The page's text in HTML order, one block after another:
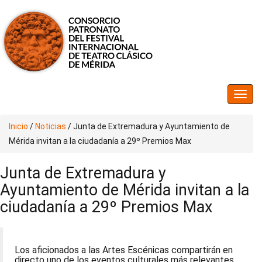
Inicio / Noticias /Junta de Extremadura y Ayuntamiento de
Mérida invitan a la ciudadanía a 29º Premios Max
Junta de Extremadura y
Ayuntamiento de Mérida invitan a la
ciudadanía a 29º Premios Max
Los aficionados a las Artes Escénicas compartirán en